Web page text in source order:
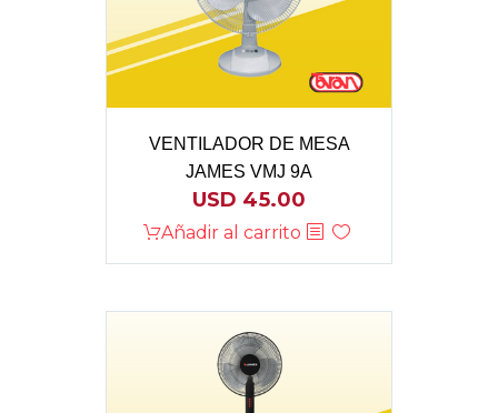
VENTILADOR DE MESA
JAMES VMJ 9A
USD 45.00
Añadir al carrito